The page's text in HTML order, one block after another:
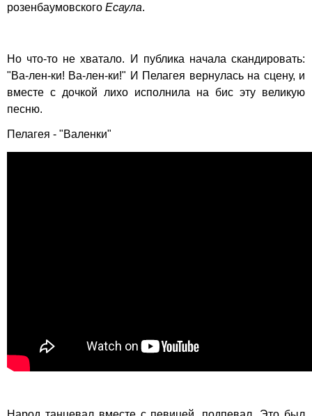
розенбаумовского Есаула.
Но что-то не хватало. И публика начала скандировать:
"Ва-лен-ки! Ва-лен-ки!" И Пелагея вернулась на сцену, и
вместе с дочкой лихо исполнила на бис эту великую
песню.
Пелагея - "Валенки"